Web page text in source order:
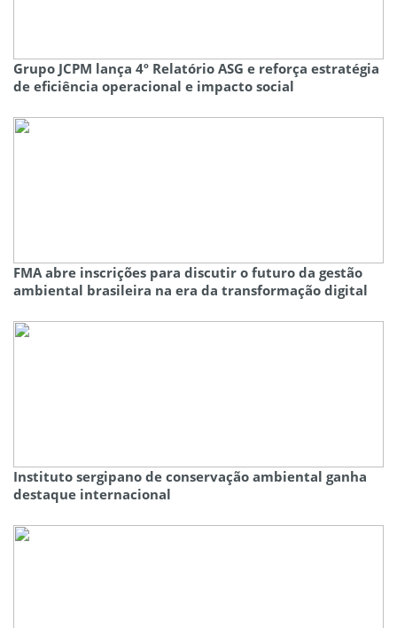
Grupo JCPM lança 4º Relatório ASG e reforça estratégia
de eficiência operacional e impacto social
FMA abre inscrições para discutir o futuro da gestão
ambiental brasileira na era da transformação digital
Instituto sergipano de conservação ambiental ganha
destaque internacional